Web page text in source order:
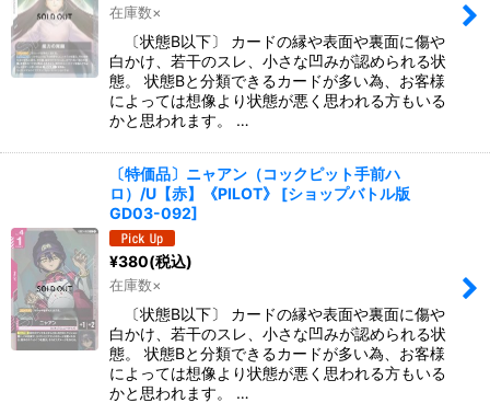
在庫数×
〔状態B以下〕 カードの縁や表面や裏面に傷や
白かけ、若干のスレ、小さな凹みが認められる状
態。 状態Bと分類できるカードが多い為、お客様
によっては想像より状態が悪く思われる方もいる
かと思われます。 …
〔特価品〕ニャアン（コックピット手前ハ
ロ）/U【赤】《PILOT》
[ショップバトル版
GD03-092]
¥380(税込)
在庫数×
〔状態B以下〕 カードの縁や表面や裏面に傷や
白かけ、若干のスレ、小さな凹みが認められる状
態。 状態Bと分類できるカードが多い為、お客様
によっては想像より状態が悪く思われる方もいる
かと思われます。 …